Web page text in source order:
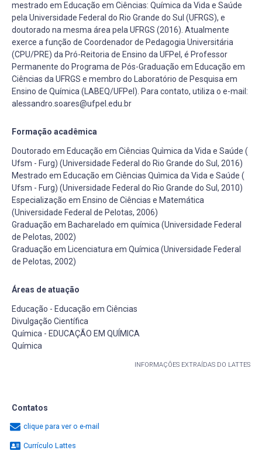
mestrado em Educação em Ciências: Química da Vida e Saúde
pela Universidade Federal do Rio Grande do Sul (UFRGS), e
doutorado na mesma área pela UFRGS (2016). Atualmente
exerce a função de Coordenador de Pedagogia Universitária
(CPU/PRE) da Pró-Reitoria de Ensino da UFPel, é Professor
Permanente do Programa de Pós-Graduação em Educação em
Ciências da UFRGS e membro do Laboratório de Pesquisa em
Ensino de Química (LABEQ/UFPel). Para contato, utiliza o e-mail:
alessandro.soares@ufpel.edu.br
Formação acadêmica
Doutorado em Educação em Ciências Quìmica da Vida e Saúde (
Ufsm - Furg) (Universidade Federal do Rio Grande do Sul, 2016)
Mestrado em Educação em Ciências Quìmica da Vida e Saúde (
Ufsm - Furg) (Universidade Federal do Rio Grande do Sul, 2010)
Especialização em Ensino de Ciências e Matemática
(Universidade Federal de Pelotas, 2006)
Graduação em Bacharelado em química (Universidade Federal
de Pelotas, 2002)
Graduação em Licenciatura em Química (Universidade Federal
de Pelotas, 2002)
Áreas de atuação
Educação - Educação em Ciências
Divulgação Científica
Química - EDUCAÇÃO EM QUÍMICA
Química
INFORMAÇÕES EXTRAÍDAS DO LATTES
Contatos
clique para ver o e-mail
Currículo Lattes